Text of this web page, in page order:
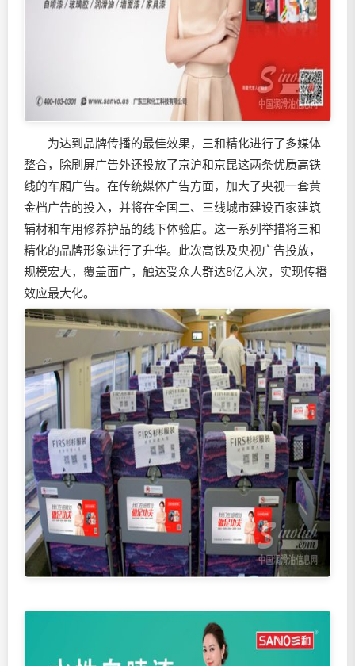
为达到品牌传播的最佳效果，三和精化进行了多媒体
整合，除刷屏广告外还投放了京沪和京昆这两条优质高铁
线的车厢广告。在传统媒体广告方面，加大了央视一套黄
金档广告的投入，并将在全国二、三线城市建设百家建筑
辅材和车用修养护品的线下体验店。这一系列举措将三和
精化的品牌形象进行了升华。此次高铁及央视广告投放，
规模宏大，覆盖面广，触达受众人群达8亿人次，实现传播
效应最大化。